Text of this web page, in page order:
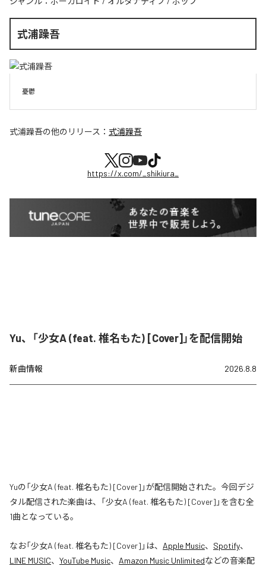
式浦躁吾
憂鬱
式浦躁吾の他のリリース： 式浦躁吾
https://x.com/_shikiura_
Yu、「少女A (feat. 椎名もた) [Cover]」を配信開始
新曲情報 2026.8.8
Yuの「少女A (feat. 椎名もた) [Cover]」が配信開始された。今回デジ
タル配信された楽曲は、「少女A (feat. 椎名もた) [Cover]」を含む全
1曲となっている。
なお「少女A (feat. 椎名もた) [Cover] 」は、 Apple Music、 Spotify、
LINE MUSIC、 YouTube Music、 Amazon Music Unlimitedなどの音楽配